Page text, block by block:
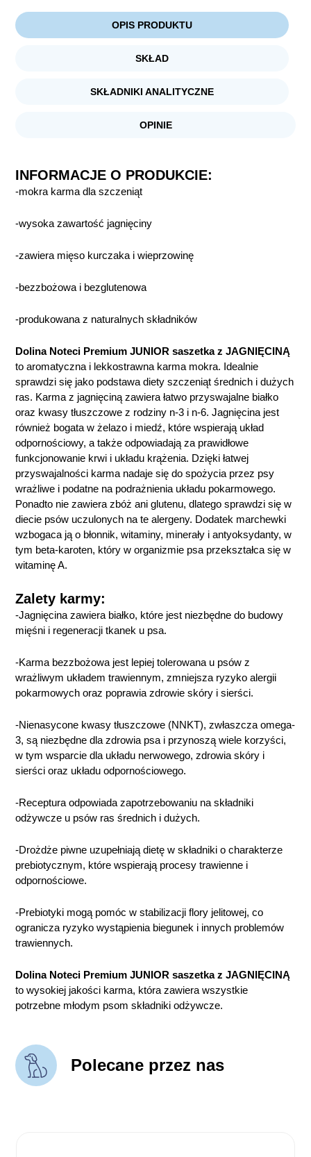
OPIS PRODUKTU
SKŁAD
SKŁADNIKI ANALITYCZNE
OPINIE
INFORMACJE O PRODUKCIE:
-mokra karma dla szczeniąt
-wysoka zawartość jagnięciny
-zawiera mięso kurczaka i wieprzowinę
-bezzbożowa i bezglutenowa
-produkowana z naturalnych składników
Dolina Noteci Premium JUNIOR saszetka z JAGNIĘCINĄ
to aromatyczna i lekkostrawna karma mokra. Idealnie
sprawdzi się jako podstawa diety szczeniąt średnich i dużych
ras. Karma z jagnięciną zawiera łatwo przyswajalne białko
oraz kwasy tłuszczowe z rodziny n-3 i n-6. Jagnięcina jest
również bogata w żelazo i miedź, które wspierają układ
odpornościowy, a także odpowiadają za prawidłowe
funkcjonowanie krwi i układu krążenia. Dzięki łatwej
przyswajalności karma nadaje się do spożycia przez psy
wrażliwe i podatne na podrażnienia układu pokarmowego.
Ponadto nie zawiera zbóż ani glutenu, dlatego sprawdzi się w
diecie psów uczulonych na te alergeny. Dodatek marchewki
wzbogaca ją o błonnik, witaminy, minerały i antyoksydanty, w
tym beta-karoten, który w organizmie psa przekształca się w
witaminę A.
Zalety karmy:
-Jagnięcina zawiera białko, które jest niezbędne do budowy
mięśni i regeneracji tkanek u psa.
-Karma bezzbożowa jest lepiej tolerowana u psów z
wrażliwym układem trawiennym, zmniejsza ryzyko alergii
pokarmowych oraz poprawia zdrowie skóry i sierści.
-Nienasycone kwasy tłuszczowe (NNKT), zwłaszcza omega-
3, są niezbędne dla zdrowia psa i przynoszą wiele korzyści,
w tym wsparcie dla układu nerwowego, zdrowia skóry i
sierści oraz układu odpornościowego.
-Receptura odpowiada zapotrzebowaniu na składniki
odżywcze u psów ras średnich i dużych.
-Drożdże piwne uzupełniają dietę w składniki o charakterze
prebiotycznym, które wspierają procesy trawienne i
odpornościowe.
-Prebiotyki mogą pomóc w stabilizacji flory jelitowej, co
ogranicza ryzyko wystąpienia biegunek i innych problemów
trawiennych.
Dolina Noteci Premium JUNIOR saszetka z JAGNIĘCINĄ
to wysokiej jakości karma, która zawiera wszystkie
potrzebne młodym psom składniki odżywcze.
Polecane przez nas